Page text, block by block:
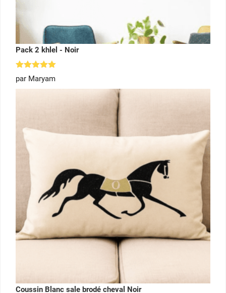
Pack 2 khlel - Noir
Note
sur 5
par Maryam
Coussin Blanc sale brodé cheval Noir